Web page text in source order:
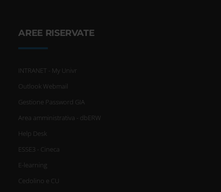
AREE RISERVATE
INTRANET - My Univr
Outlook Webmail
Gestione Password GIA
Area amministrativa - dbERW
Help Desk
ESSE3 - Cineca
E-learning
Cedolino e CU